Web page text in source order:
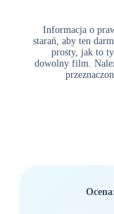
Informacja o
starań, aby ten
prosty, jak to
dowolny film.